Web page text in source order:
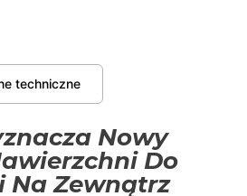
techniczne
Nowy
Do
Na Zewnątrz